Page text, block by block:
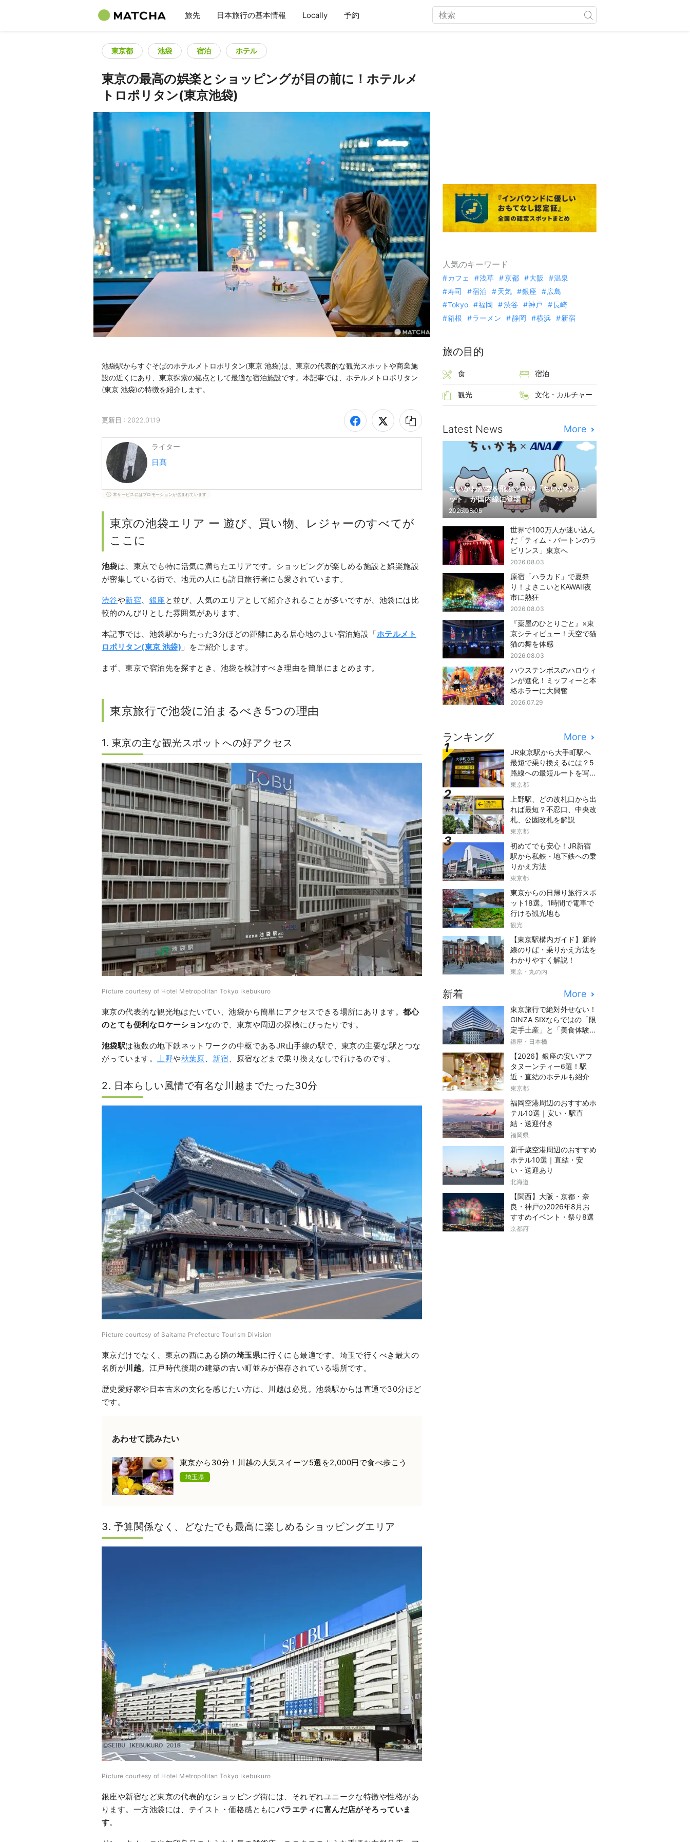
旅先 日本旅行の基本情報 Locally 予約
東京都 池袋 宿泊 ホテル
東京の最高の娯楽とショッピングが目の前に！ホテルメ
トロポリタン(東京池袋)
池袋駅からすぐそばのホテルメトロポリタン(東京 池袋)は、東京の代表的な観光スポットや商業施
設の近くにあり、東京探索の拠点として最適な宿泊施設です。本記事では、ホテルメトロポリタン
(東京 池袋)の特徴を紹介します。
更新日 : 2022.01.19
ライター
日髙
本サービスにはプロモーションが含まれています
東京の池袋エリア ー 遊び、買い物、レジャーのすべてが
ここに
池袋は、東京でも特に活気に満ちたエリアです。ショッピングが楽しめる施設と娯楽施設
が密集している街で、地元の人にも訪日旅行者にも愛されています。
渋谷や新宿、 銀座 と並び、人気のエリアとして紹介されることが多いですが、池袋には比
較的のんびりとした雰囲気があります。
本記事では、池袋駅からたった3分ほどの距離にある居心地のよい宿泊施設「ホテルメト
ロポリタン(東京 池袋) 」をご紹介します。
まず、東京で宿泊先を探すとき、池袋を検討すべき理由を簡単にまとめます。
東京旅行で池袋に泊まるべき5つの理由
1. 東京の主な観光スポットへの好アクセス
Picture courtesy of Hotel Metropolitan Tokyo Ikebukuro
東京の代表的な観光地はたいてい、池袋から簡単にアクセスできる場所にあります。都心
のとても便利なロケーションなので、東京や周辺の探検にぴったりです。
池袋駅は複数の地下鉄ネットワークの中枢であるJR山手線の駅で、東京の主要な駅とつな
がっています。上野や秋葉原、 新宿、原宿などまで乗り換えなしで行けるのです。
2. 日本らしい風情で有名な川越までたった30分
Picture courtesy of Saitama Prefecture Tourism Division
東京だけでなく、東京の西にある隣の埼玉県に行くにも最適です。埼玉で行くべき最大の
名所が川越。江戸時代後期の建築の古い町並みが保存されている場所です。
歴史愛好家や日本古来の文化を感じたい方は、川越は必見。池袋駅からは直通で30分ほど
です。
あわせて読みたい
東京から30分！川越の人気スイーツ5選を2,000円で食べ歩こう
埼玉県
3. 予算関係なく、どなたでも最高に楽しめるショッピングエリア
Picture courtesy of Hotel Metropolitan Tokyo Ikebukuro
銀座や新宿など東京の代表的なショッピング街には、それぞれユニークな特徴や性格があ
ります。一方池袋には、テイスト・価格感ともにバラエティに富んだ店がそろっていま
す。
人気のキーワード
カフェ 浅草 京都 大阪
温泉
寿司
宿泊 天気 銀座
広島
Tokyo
福岡 渋谷 神戸
長崎
箱根
ラーメン 静岡 横浜 新宿
旅の目的
食 宿泊
観光 文化・カルチャー
Latest News More
ちいかわが空を飛ぶ！ANA「ちいかわジェ
ット」が国内線に登場
2026.08.05
世界で100万人が迷い込ん
だ「ティム・バートンのラ
ビリンス」東京へ
2026.08.03
原宿「ハラカド」で夏祭
り！よさこいとKAWAII夜
市に熱狂
2026.08.03
『薬屋のひとりごと』×東
京シティビュー！天空で猫
猫の舞を体感
2026.08.03
ハウステンボスのハロウィ
ンが進化！ミッフィーと本
格ホラーに大興奮
2026.07.29
ランキング More
JR東京駅から大手町駅へ
最短で乗り換えるには？5
路線への最短ルートを写真
つきでご紹介
東京都
上野駅、どの改札口から出
れば最短？不忍口、中央改
札、公園改札を解説
東京都
初めてでも安心！JR新宿
駅から私鉄・地下鉄への乗
りかえ方法
東京都
東京からの日帰り旅行スポ
ット18選。1時間で電車で
行ける観光地も
観光
【東京駅構内ガイド】新幹
線のりば・乗りかえ方法を
わかりやすく解説！
東京・丸の内
新着 More
東京旅行で絶対外せない！
GINZA SIXならではの「限
定手土産」と「美食体験」
完全ガイド
銀座・日本橋
【2026】銀座の安いアフ
タヌーンティー6選！駅
近・直結のホテルも紹介
東京都
福岡空港周辺のおすすめホ
テル10選｜安い・駅直
結・送迎付き
福岡県
新千歳空港周辺のおすすめ
ホテル10選｜直結・安
い・送迎あり
北海道
【関西】大阪・京都・奈
良・神戸の2026年8月お
すすめイベント・祭り8選
京都府